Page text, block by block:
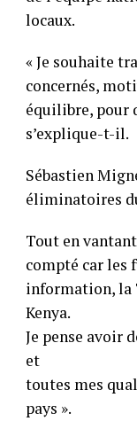
locaux.
« Je souhaite
concernés,
équilibre, pour
s’explique-t-il.
Sébastien
éliminatoires
Tout en
compté car les
information, la
Kenya.
Je pense avoir
et
toutes mes
pays ».